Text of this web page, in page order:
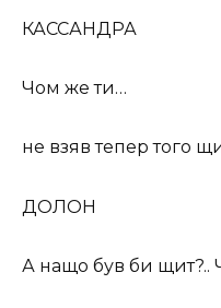
КАССАНДРА
Чом же ти…
не взяв тепер того
ДОЛОН
А нащо був би щит?..